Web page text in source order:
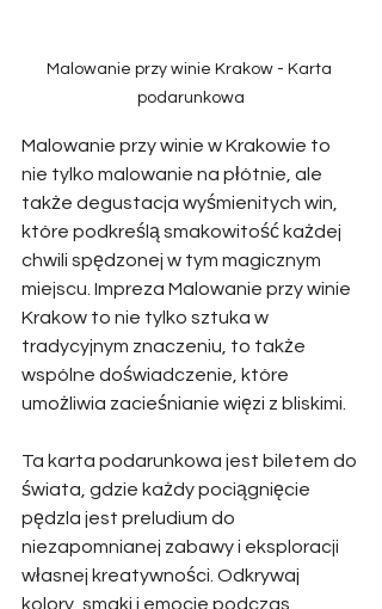
Malowanie przy winie Krakow - Karta
podarunkowa
Malowanie przy winie w Krakowie to
nie tylko malowanie na płótnie, ale
także degustacja wyśmienitych win,
które podkreślą smakowitość każdej
chwili spędzonej w tym magicznym
miejscu. Impreza Malowanie przy winie
Krakow to nie tylko sztuka w
tradycyjnym znaczeniu, to także
wspólne doświadczenie, które
umożliwia zacieśnianie więzi z bliskimi.
Ta karta podarunkowa jest biletem do
świata, gdzie każdy pociągnięcie
pędzla jest preludium do
niezapomnianej zabawy i eksploracji
własnej kreatywności. Odkrywaj
kolory, smaki i emocje podczas